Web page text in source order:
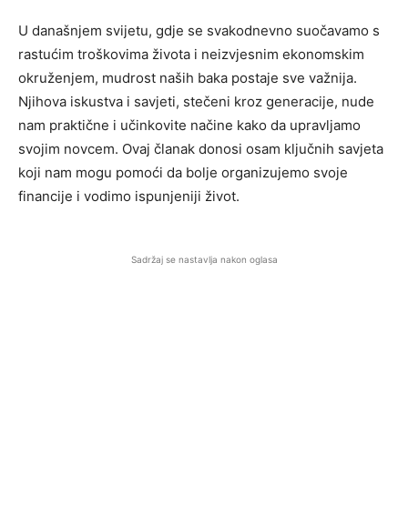
U današnjem svijetu, gdje se svakodnevno suočavamo s
rastućim troškovima života i neizvjesnim ekonomskim
okruženjem, mudrost naših baka postaje sve važnija.
Njihova iskustva i savjeti, stečeni kroz generacije, nude
nam praktične i učinkovite načine kako da upravljamo
svojim novcem. Ovaj članak donosi osam ključnih savjeta
koji nam mogu pomoći da bolje organizujemo svoje
financije i vodimo ispunjeniji život.
Sadržaj se nastavlja nakon oglasa